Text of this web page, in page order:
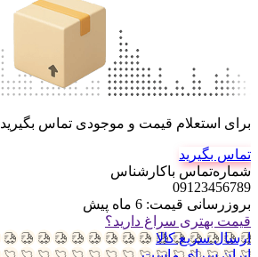
برای استعلام قیمت و موجودی تماس بگیرید
تماس بگیرید
شماره‌تماس‌ با‌کارشناس
09123456789
بروزرسانی قیمت: 6 ماه پیش
قیمت بهتری سراغ دارید؟
ارسال سریع کالا